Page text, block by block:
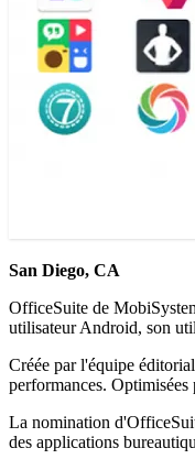
San Diego, CA
OfficeSuite de
utilisateur Android, son
Créée par l'équipe
performances.
La nomination
des applications